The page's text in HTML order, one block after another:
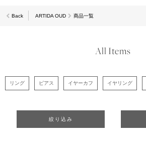
Back ARTIDA OUD 商品一覧
All Items
リング ピアス イヤーカフ イヤリング
絞り込み